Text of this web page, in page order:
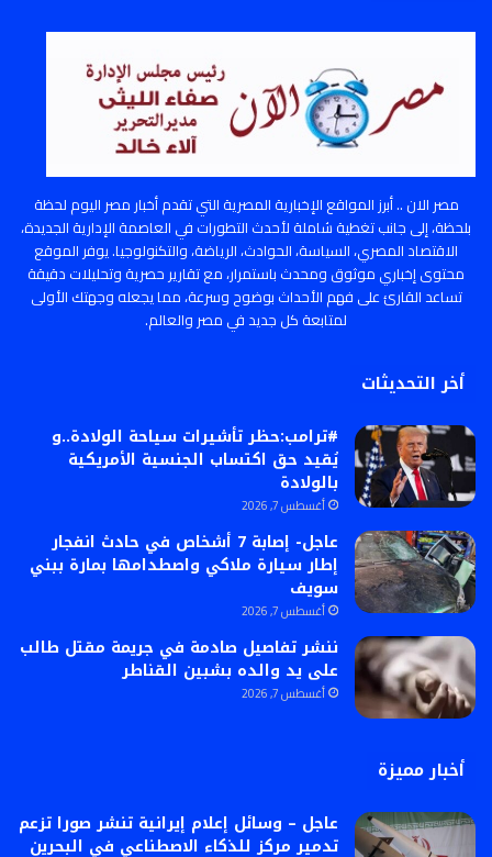
مصر الان .. أبرز المواقع الإخبارية المصرية التي تقدم أخبار مصر اليوم لحظة
بلحظة، إلى جانب تغطية شاملة لأحدث التطورات في العاصمة الإدارية الجديدة،
الاقتصاد المصري، السياسة، الحوادث، الرياضة، والتكنولوجيا. يوفر الموقع
محتوى إخباري موثوق ومحدث باستمرار، مع تقارير حصرية وتحليلات دقيقة
تساعد القارئ على فهم الأحداث بوضوح وسرعة، مما يجعله وجهتك الأولى
لمتابعة كل جديد في مصر والعالم.
أخر التحديثات
#ترامب:حظر تأشيرات سياحة الولادة..و
يُقيد حق اكتساب الجنسية الأمريكية
بالولادة
أغسطس 7, 2026
عاجل- إصابة 7 أشخاص في حادث انفجار
إطار سيارة ملاكي واصطدامها بمارة ببني
سويف
أغسطس 7, 2026
ننشر تفاصيل صادمة في جريمة مقتل طالب
على يد والده بشبين القناطر
أغسطس 7, 2026
أخبار مميزة
عاجل – وسائل إعلام إيرانية تنشر صورا تزعم
تدمير مركز للذكاء الاصطناعي في البحرين